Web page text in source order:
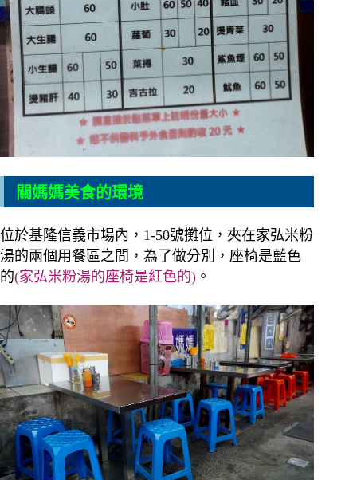
關媽媽美食的環境
位於基隆信義市場內，1-50號攤位，夾在家弘米粉
湯的兩個用餐區之間，為了做分別，座椅是藍色
的(家弘米粉湯的座椅是紅色的) 。